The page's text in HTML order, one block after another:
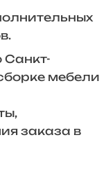
Санкт-
мебели
заказа в